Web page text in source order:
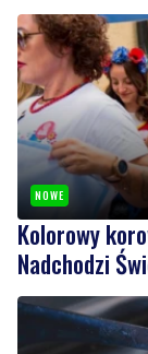
NOWE
Kolorowy
Nadchodzi